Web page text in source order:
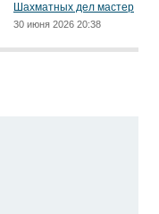
Шахматных дел мастер
30 июня 2026 20:38